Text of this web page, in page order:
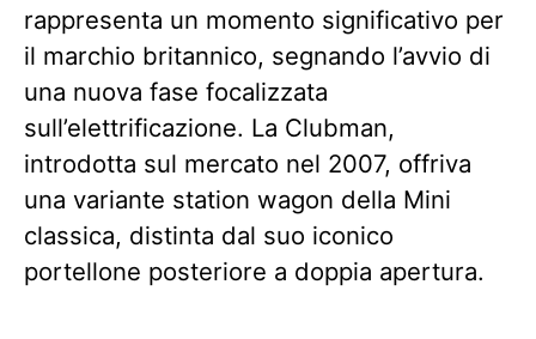
rappresenta un momento significativo per
il marchio britannico, segnando l’avvio di
una nuova fase focalizzata
sull’elettrificazione. La Clubman,
introdotta sul mercato nel 2007, offriva
una variante station wagon della Mini
classica, distinta dal suo iconico
portellone posteriore a doppia apertura.